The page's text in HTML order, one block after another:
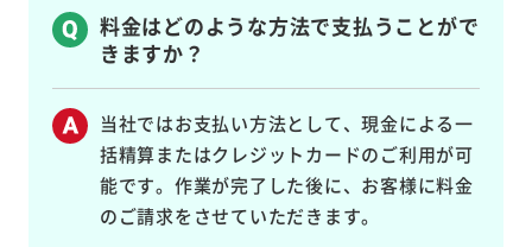
料金はどのような方法で支払うことがで
きますか？
当社ではお支払い方法として、現金による一
括精算またはクレジットカードのご利用が可
能です。作業が完了した後に、お客様に料金
のご請求をさせていただきます。